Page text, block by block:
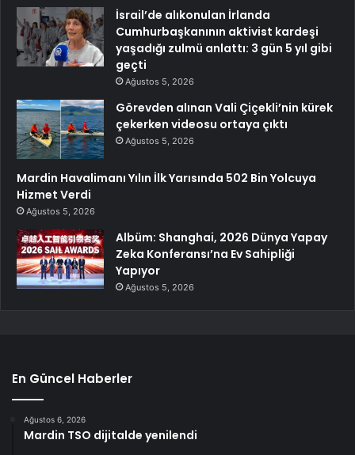
İsrail’de alıkonulan İrlanda
Cumhurbaşkanının aktivist kardeşi
yaşadığı zulmü anlattı: 3 gün 5 yıl gibi
geçti
Ağustos 5, 2026
Görevden alınan Vali Çiçekli’nin kürek
çekerken videosu ortaya çıktı
Ağustos 5, 2026
Mardin Havalimanı Yılın İlk Yarısında 502 Bin Yolcuya
Hizmet Verdi
Ağustos 5, 2026
Albüm: Shanghai, 2026 Dünya Yapay
Zeka Konferansı’na Ev Sahipliği
Yapıyor
Ağustos 5, 2026
En Güncel Haberler
Ağustos 6, 2026
Mardin TSO dijitalde yenilendi